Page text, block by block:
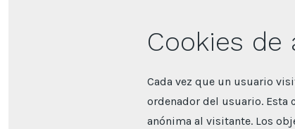
Cookies de
Cada vez que un usuario
ordenador del usuario. Esta
anónima al visitante. Los